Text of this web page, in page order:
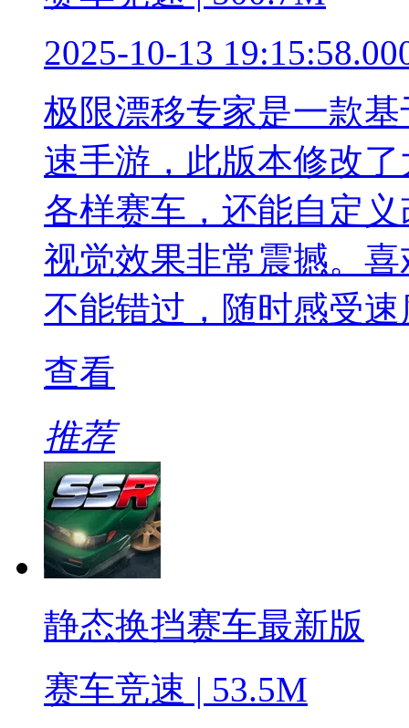
2025-10-13
极限漂移专家是一款
速手游，此版本修改
各样赛车，还能自定
视觉效果非常震撼。
不能错过，随时感受
查看
推荐
静态换挡赛车最新版
赛车竞速 | 53.5M